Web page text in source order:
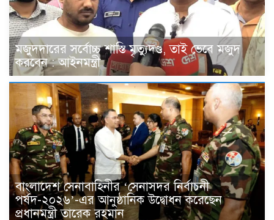
মজুদদারের সর্বোচ্চ শাস্তি মৃত্যুদণ্ড, তাই ভেবে মজুদ
করবেন : আইনমন্ত্রী
বাংলাদেশ সেনাবাহিনীর ‘সেনাসদর নির্বাচনী
পর্ষদ-২০২৬’-এর আনুষ্ঠানিক উদ্বোধন করেছেন
প্রধানমন্ত্রী তারেক রহমান